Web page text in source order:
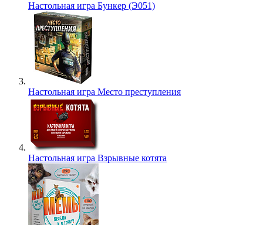
Настольная игра Бункер (Э051)
Настольная игра Место преступления
Настольная игра Взрывные котята